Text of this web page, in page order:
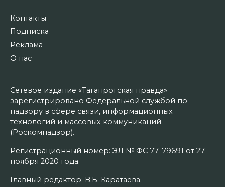
Контакты
Подписка
Реклама
О нас
Сетевое издание «Таганрогская правда»
зарегистрировано Федеральной службой по
надзору в сфере связи, информационных
технологий и массовых коммуникаций
(Роскомнадзор).
Регистрационный номер: ЭЛ № ФС 77–79691 от 27
ноября 2020 года.
Главный редактор: В.Б. Каратаева.